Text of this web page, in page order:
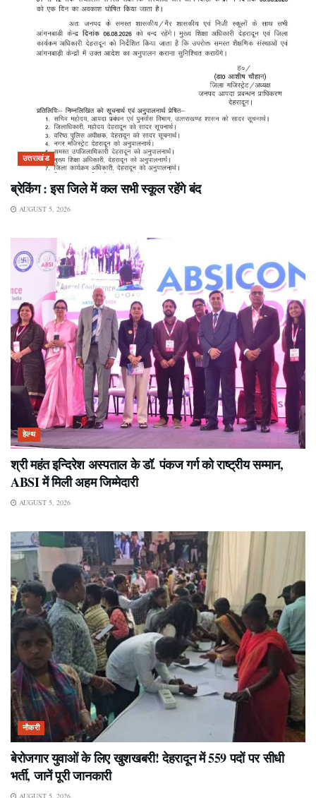
उत्तराखंड
ब्रेकिंग : इस जिले में कल सभी स्कूल रहेंगे बंद
AUGUST 5, 2026
हेल्थ
श्री महंत इन्दिरेश अस्पताल के डॉ. पंकज गर्ग को राष्ट्रीय सम्मान,
ABSI में मिली अहम जिम्मेदारी
AUGUST 5, 2026
नौकरी
बेरोजगार युवाओं के लिए खुशखबरी! देहरादून में 559 पदों पर सीधी
भर्ती, जानें पूरी जानकारी
AUGUST 5, 2026